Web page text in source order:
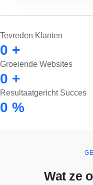
Tevreden Klanten
0 +
Groeiende Websites
0 +
Resultaatgericht Succes
0 %
Wat ze